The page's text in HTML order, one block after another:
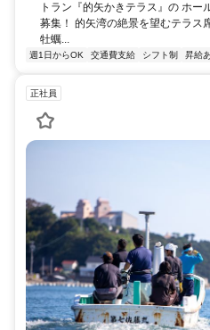
トラン『的矢かきテラス』の ホー
募集！ 的矢湾の絶景を望むテラス
牡蠣...
週1日からOK 交通費支給 シフト制 昇給
正社員